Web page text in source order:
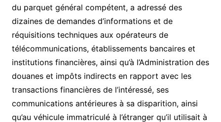
du parquet général compétent, a adressé des
dizaines de demandes d’informations et de
réquisitions techniques aux opérateurs de
télécommunications, établissements bancaires et
institutions financières, ainsi qu’à l’Administration des
douanes et impôts indirects en rapport avec les
transactions financières de l’intéressé, ses
communications antérieures à sa disparition, ainsi
qu’au véhicule immatriculé à l’étranger qu’il utilisait à